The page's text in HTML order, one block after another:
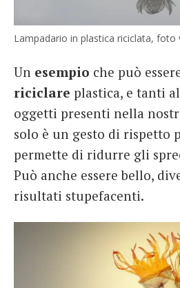
Lampadario in plastica riciclata, foto
Un esempio che può
riciclare plastica, e tanti
oggetti presenti nella
solo è un gesto di rispetto
permette di ridurre gli
Può anche essere bello,
risultati stupefacenti.